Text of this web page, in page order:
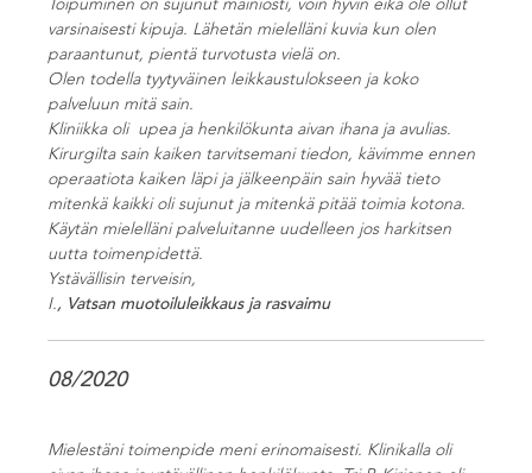
varsinaisesti kipuja. Lähetän mielelläni kuvia kun olen
paraantunut, pientä turvotusta vielä on.
Olen todella tyytyväinen leikkaustulokseen ja koko
palveluun mitä sain.
Kliniikka oli upea ja henkilökunta aivan ihana ja avulias.
Kirurgilta sain kaiken tarvitsemani tiedon, kävimme ennen
operaatiota kaiken läpi ja jälkeenpäin sain hyvää tieto
mitenkä kaikki oli sujunut ja mitenkä pitää toimia kotona.
Käytän mielelläni palveluitanne uudelleen jos harkitsen
uutta toimenpidettä.
Ystävällisin terveisin,
I., Vatsan muotoiluleikkaus ja rasvaimu
08/2020
Mielestäni toimenpide meni erinomaisesti. Klinikalla oli